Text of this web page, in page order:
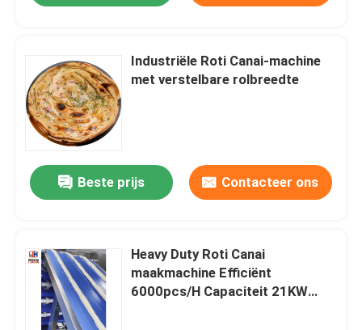
Industriële Roti Canai-machine
met verstelbare rolbreedte
Beste prijs Contacteer ons
Heavy Duty Roti Canai
maakmachine Efficiënt
6000pcs/H Capaciteit 21KW